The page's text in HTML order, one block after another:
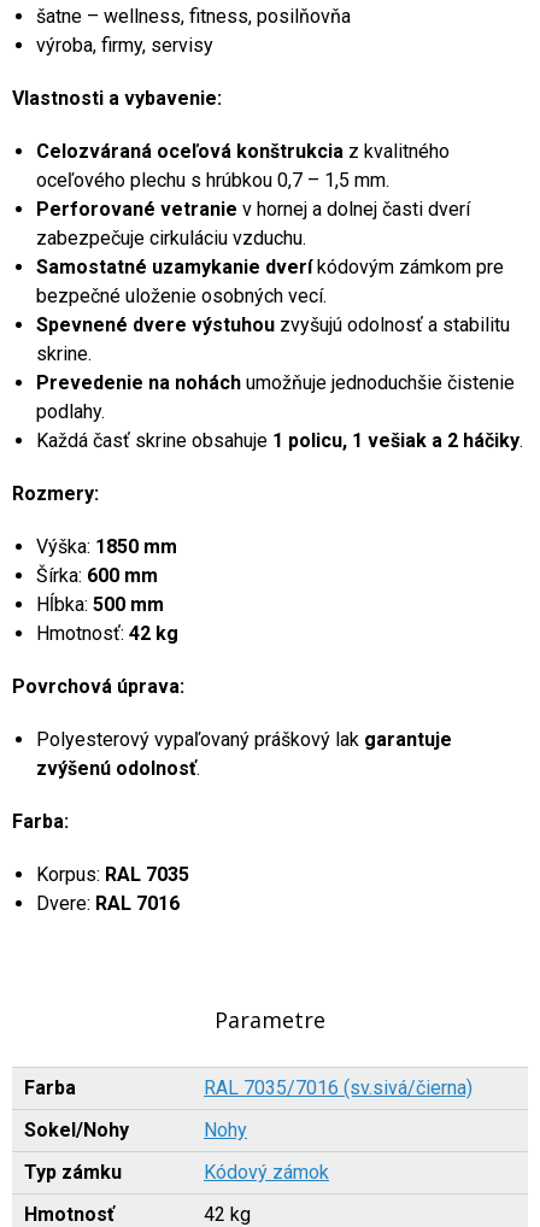
šatne – wellness, fitness, posilňovňa
výroba, firmy, servisy
Vlastnosti a vybavenie:
Celozváraná oceľová konštrukcia z kvalitného
oceľového plechu s hrúbkou 0,7 – 1,5 mm.
Perforované vetranie v hornej a dolnej časti dverí
zabezpečuje cirkuláciu vzduchu.
Samostatné uzamykanie dveríkódovým zámkom pre
bezpečné uloženie osobných vecí.
Spevnené dvere výstuhou zvyšujú odolnosť a stabilitu
skrine.
Prevedenie na nohách umožňuje jednoduchšie čistenie
podlahy.
Každá časť skrine obsahuje 1 policu, 1 vešiak a 2 háčiky.
Rozmery:
Výška: 1850 mm
Šírka: 600 mm
Hĺbka: 500 mm
Hmotnosť: 42 kg
Povrchová úprava:
Polyesterový vypaľovaný práškový lak garantuje
zvýšenú odolnosť.
Farba:
Korpus: RAL 7035
Dvere: RAL 7016
Parametre
Farba
RAL 7035/7016 (sv.sivá/čierna)
Sokel/Nohy
Nohy
Typ zámku
Kódový zámok
Hmotnosť
42 kg